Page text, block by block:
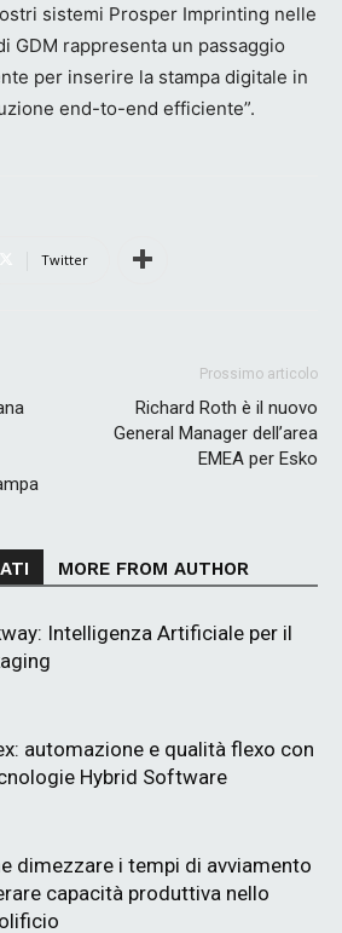
sistemi Prosper Imprinting nelle
GDM rappresenta un passaggio
per inserire la stampa digitale in
end-to-end efficiente”.
Twitter
Prossimo articolo
Richard Roth è il nuovo
General Manager dell’area
EMEA per Esko
MORE FROM AUTHOR
Intelligenza Artificiale per il
automazione e qualità flexo con
Hybrid Software
dimezzare i tempi di avviamento
capacità produttiva nello